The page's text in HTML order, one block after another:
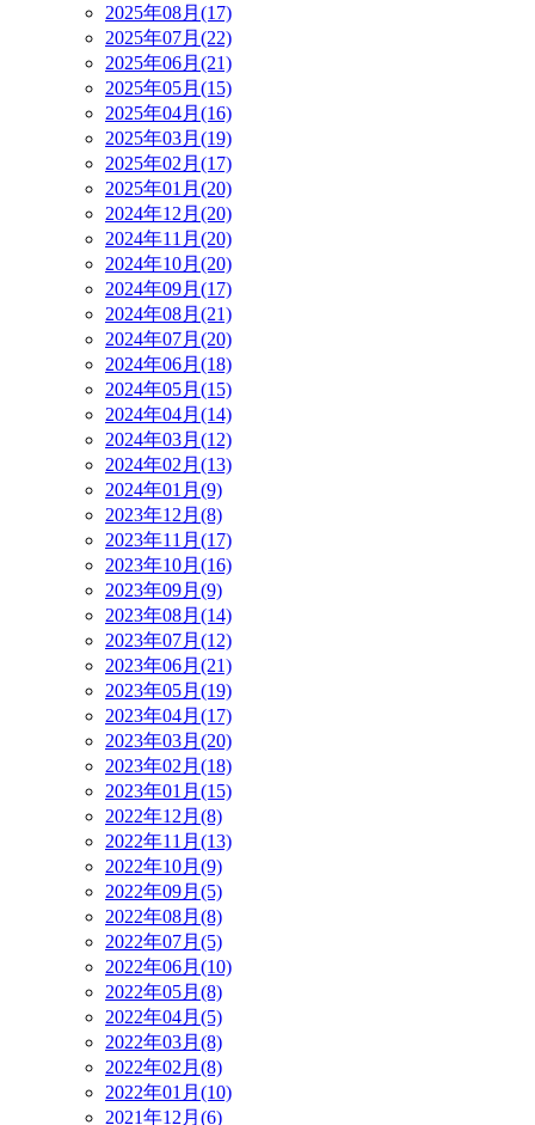
2025年08月(17)
2025年07月(22)
2025年06月(21)
2025年05月(15)
2025年04月(16)
2025年03月(19)
2025年02月(17)
2025年01月(20)
2024年12月(20)
2024年11月(20)
2024年10月(20)
2024年09月(17)
2024年08月(21)
2024年07月(20)
2024年06月(18)
2024年05月(15)
2024年04月(14)
2024年03月(12)
2024年02月(13)
2024年01月(9)
2023年12月(8)
2023年11月(17)
2023年10月(16)
2023年09月(9)
2023年08月(14)
2023年07月(12)
2023年06月(21)
2023年05月(19)
2023年04月(17)
2023年03月(20)
2023年02月(18)
2023年01月(15)
2022年12月(8)
2022年11月(13)
2022年10月(9)
2022年09月(5)
2022年08月(8)
2022年07月(5)
2022年06月(10)
2022年05月(8)
2022年04月(5)
2022年03月(8)
2022年02月(8)
2022年01月(10)
2021年12月(6)